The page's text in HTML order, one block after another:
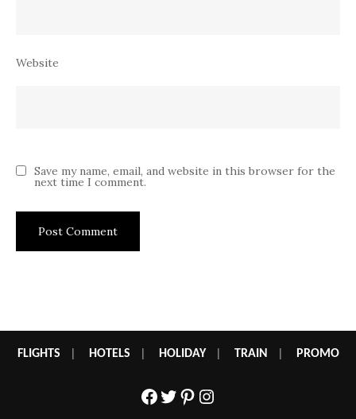
Website
Save my name, email, and website in this browser for the
next time I comment.
FLIGHTS HOTELS HOLIDAY| TRAIN PROMO
Facebook
Twitter
Pinterest
Instagram